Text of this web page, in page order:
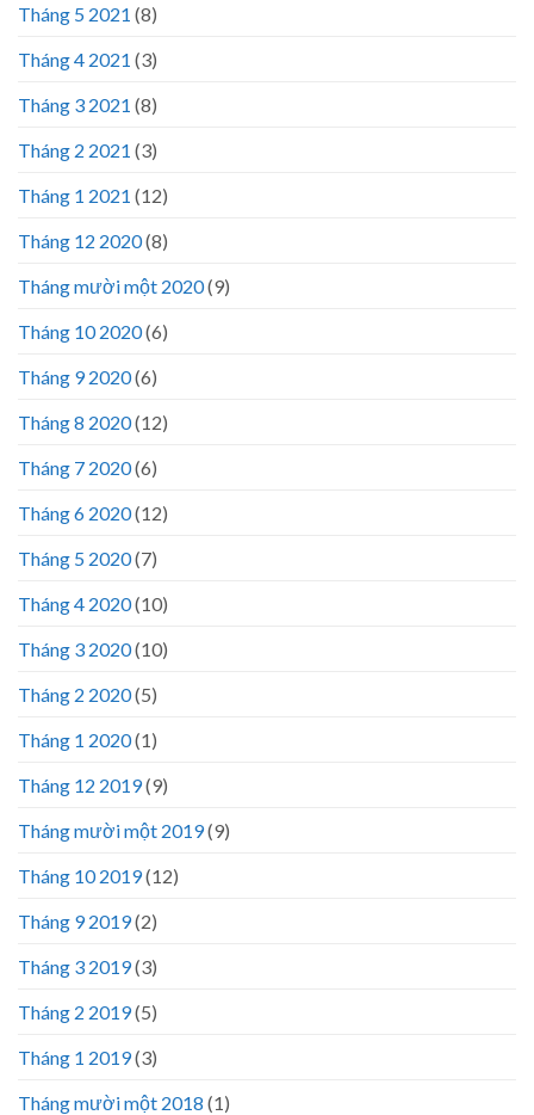
Tháng 5 2021 (8)
Tháng 4 2021 (3)
Tháng 3 2021 (8)
Tháng 2 2021 (3)
Tháng 1 2021 (12)
Tháng 12 2020(8)
Tháng mười một 2020(9)
Tháng 10 2020(6)
Tháng 9 2020(6)
Tháng 8 2020(12)
Tháng 7 2020(6)
Tháng 6 2020(12)
Tháng 5 2020(7)
Tháng 4 2020(10)
Tháng 3 2020(10)
Tháng 2 2020(5)
Tháng 1 2020(1)
Tháng 12 2019(9)
Tháng mười một 2019(9)
Tháng 10 2019(12)
Tháng 9 2019(2)
Tháng 3 2019(3)
Tháng 2 2019(5)
Tháng 1 2019(3)
Tháng mười một 2018 (1)